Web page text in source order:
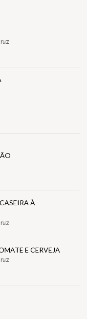
À
E CERVEJA